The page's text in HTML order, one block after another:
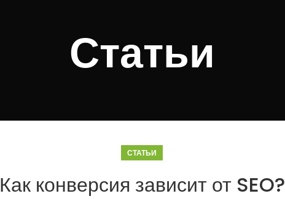
Статьи
СТАТЬИ
Как конверсия зависит от SEO?